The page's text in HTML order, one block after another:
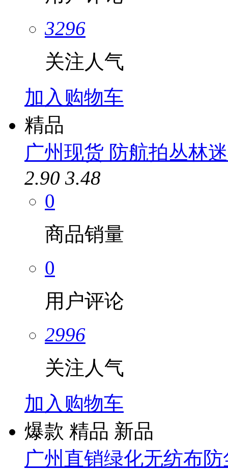
3296
关注人气
加入购物车
精品
广州现货 防航拍丛林
2.90 3.48
0
商品销量
0
用户评论
2996
关注人气
加入购物车
爆款 精品 新品
广州直销绿化无纺布